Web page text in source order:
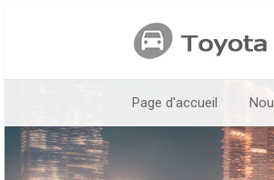
Page d'accueil